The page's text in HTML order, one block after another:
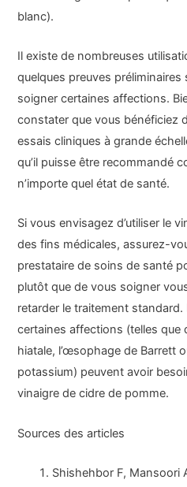
blanc).
Il existe de nombreuses
quelques preuves préliminaires
soigner certaines affections.
constater que vous bénéficiez
essais cliniques à grande
qu’il puisse être recommandé
n’importe quel état de santé.
Si vous envisagez d’utiliser le
des fins médicales, assurez-
prestataire de soins de santé
plutôt que de vous soigner
retarder le traitement
certaines affections (telles que
hiatale, l’œsophage de Barrett
potassium) peuvent avoir
vinaigre de cidre de pomme.
Sources des articles
Shishehbor F, Mansoori